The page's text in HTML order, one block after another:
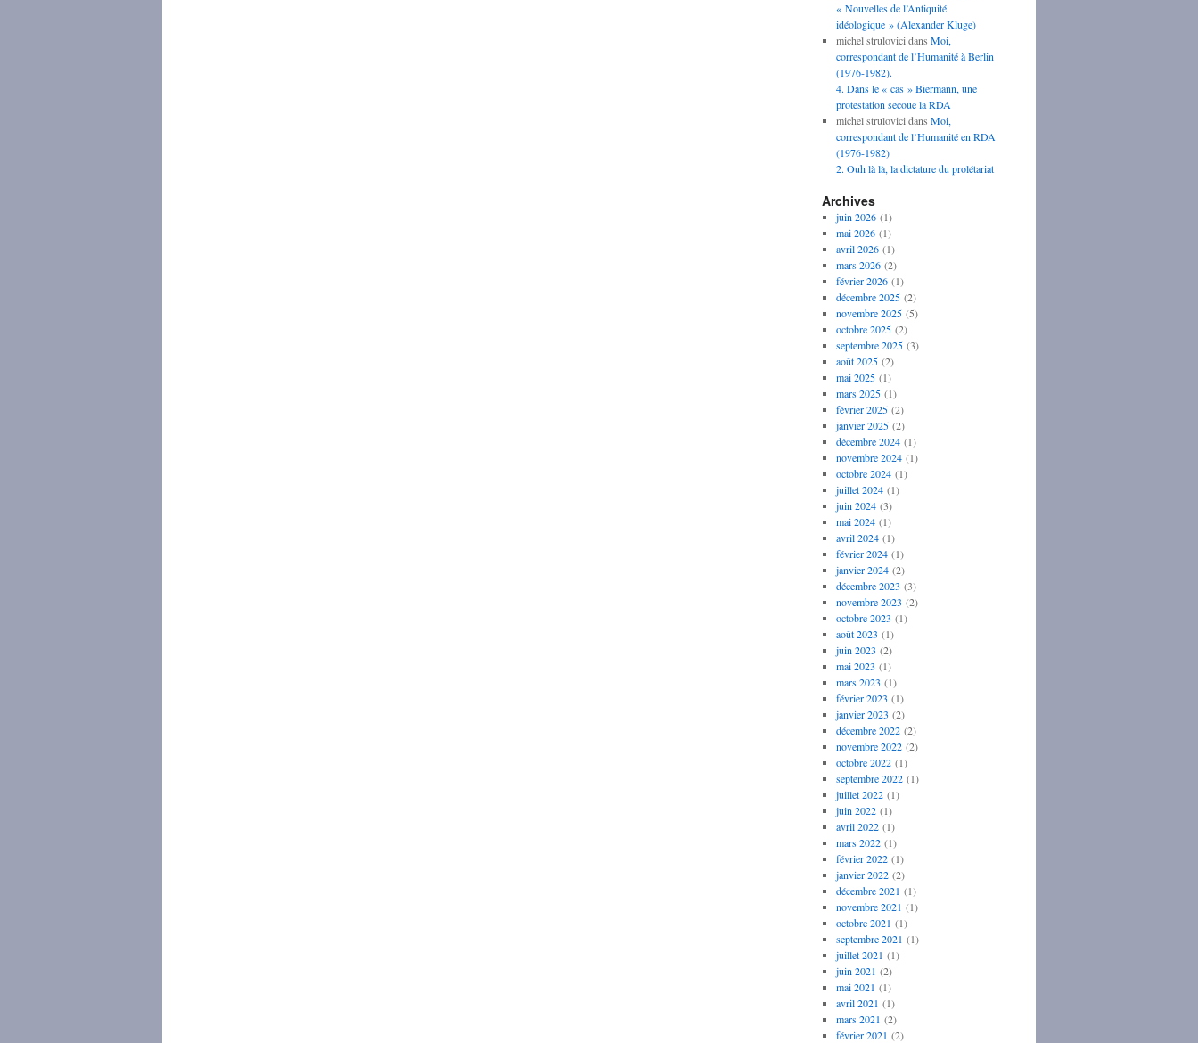
« Nouvelles de l’Antiquité
idéologique » (Alexander Kluge)
michel strulovici dans Moi,
correspondant de l’Humanité à Berlin
(1976-1982).
4. Dans le « cas » Biermann, une
protestation secoue la RDA
michel strulovici dans Moi,
correspondant de l’Humanité en RDA
(1976-1982)
2. Ouh là là, la dictature du prolétariat
Archives
juin 2026(1)
mai 2026(1)
avril 2026(1)
mars 2026(2)
février 2026(1)
décembre 2025(2)
novembre 2025(5)
octobre 2025(2)
septembre 2025(3)
août 2025(2)
mai 2025(1)
mars 2025(1)
février 2025(2)
janvier 2025(2)
décembre 2024(1)
novembre 2024(1)
octobre 2024(1)
juillet 2024(1)
juin 2024(3)
mai 2024(1)
avril 2024(1)
février 2024(1)
janvier 2024(2)
décembre 2023 (3)
novembre 2023 (2)
octobre 2023 (1)
août 2023 (1)
juin 2023 (2)
mai 2023 (1)
mars 2023 (1)
février 2023 (1)
janvier 2023 (2)
décembre 2022(2)
novembre 2022(2)
octobre 2022(1)
septembre 2022(1)
juillet 2022(1)
juin 2022(1)
avril 2022(1)
mars 2022(1)
février 2022(1)
janvier 2022(2)
décembre 2021 (1)
novembre 2021 (1)
octobre 2021 (1)
septembre 2021 (1)
juillet 2021 (1)
juin 2021 (2)
mai 2021 (1)
avril 2021 (1)
mars 2021 (2)
février 2021 (2)